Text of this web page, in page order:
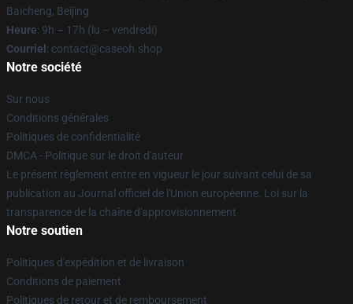
Baicheng, Beijing
Heure: 9h – 17h (lu – vendredi)
Courriel : contact@caseoh.shop
Notre société
Sur nous
Conditions générales
Politiques de confidentialité
DMCA - Politique sur le droit d'auteur
Le présent règlement entre en vigueur le jour suivant celui de sa
publication au Journal officiel de l'Union européenne. Loi sur la
transparence de la chaîne d'approvisionnement
Notre soutien
Politiques d'expédition et de livraison
Conditions de paiement
Politiques de retour et de remboursement